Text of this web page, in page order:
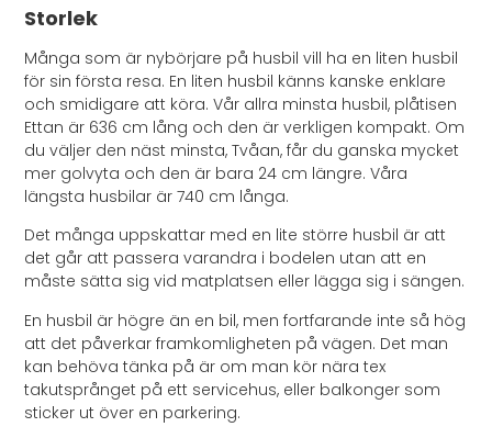
Storlek
Många som är nybörjare på husbil vill ha en liten husbil
för sin första resa. En liten husbil känns kanske enklare
och smidigare att köra. Vår allra minsta husbil, plåtisen
Ettan är 636 cm lång och den är verkligen kompakt. Om
du väljer den näst minsta, Tvåan, får du ganska mycket
mer golvyta och den är bara 24 cm längre. Våra
längsta husbilar är 740 cm långa.
Det många uppskattar med en lite större husbil är att
det går att passera varandra i bodelen utan att en
måste sätta sig vid matplatsen eller lägga sig i sängen.
En husbil är högre än en bil, men fortfarande inte så hög
att det påverkar framkomligheten på vägen. Det man
kan behöva tänka på är om man kör nära tex
takutsprånget på ett servicehus, eller balkonger som
sticker ut över en parkering.